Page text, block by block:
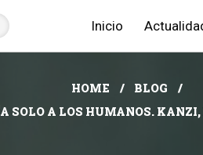
Inicio
HOME
BLOG
A LOS HUMANOS. KANZI,